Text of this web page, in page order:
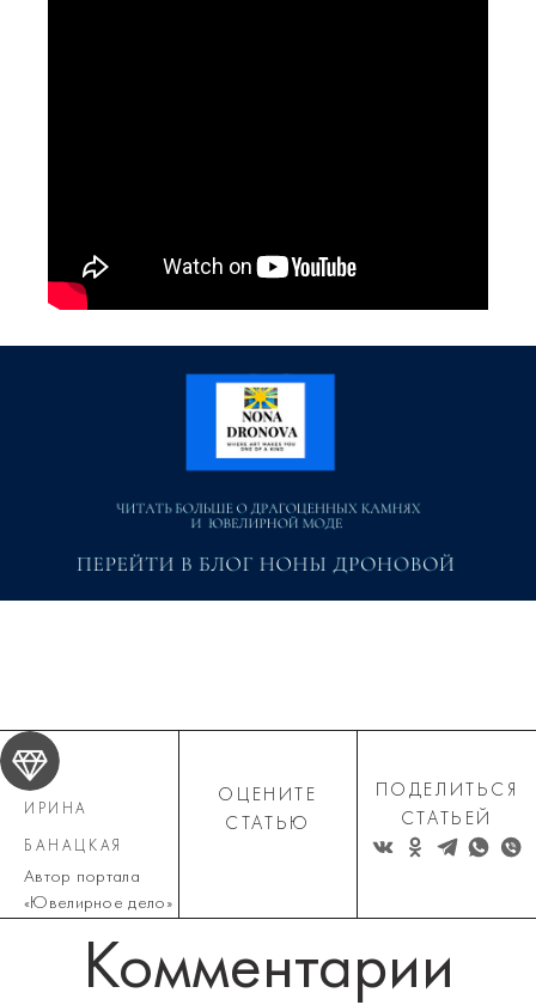
ИРИНА
БАНАЦКАЯ
Автор портала
«Ювелирное дело»
ОЦЕНИТЕ
СТАТЬЮ
ПОДЕЛИТЬСЯ
СТАТЬЕЙ
Комментарии